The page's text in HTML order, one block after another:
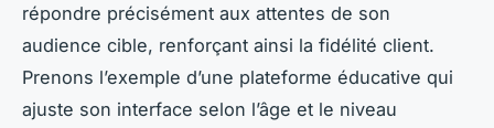
répondre précisément aux attentes de son
audience cible, renforçant ainsi la fidélité client.
Prenons l’exemple d’une plateforme éducative qui
ajuste son interface selon l’âge et le niveau